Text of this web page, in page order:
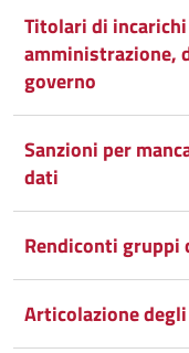
Titolari di
amministrazione,
governo
Sanzioni per
dati
Rendiconti gruppi
Articolazione